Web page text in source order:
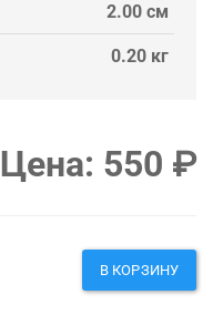
2.00 см
0.20 кг
Цена: 550 ₽
В КОРЗИНУ